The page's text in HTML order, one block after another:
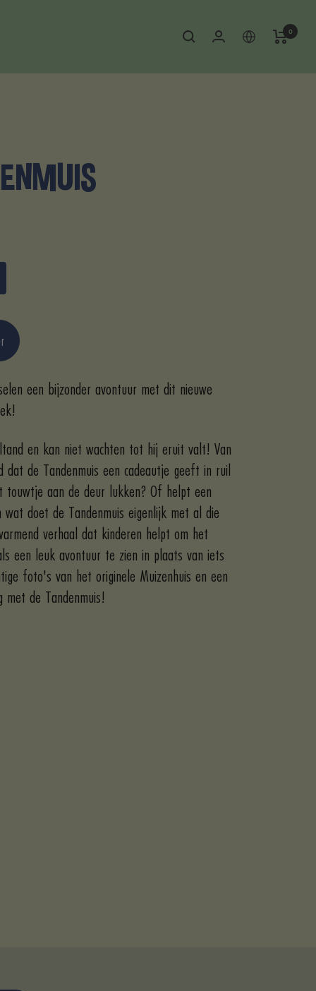
0
een bijzonder avontuur met dit nieuwe
en kan niet wachten tot hij eruit valt! Van
dat de Tandenmuis een cadeautje geeft in ruil
aan de deur lukken? Of helpt een
doet de Tandenmuis eigenlijk met al die
verhaal dat kinderen helpt om het
een leuk avontuur te zien in plaats van iets
foto's van het originele Muizenhuis en een
met de Tandenmuis!